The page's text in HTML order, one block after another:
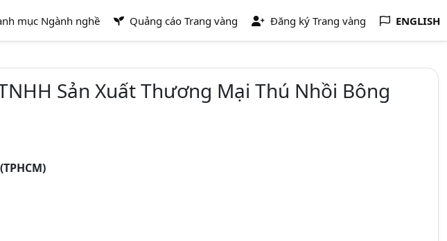
mục Ngành nghề Quảng cáo Trang vàng Đăng ký Trang vàng ENGLISH
Sản Xuất Thương Mại Thú Nhồi Bông